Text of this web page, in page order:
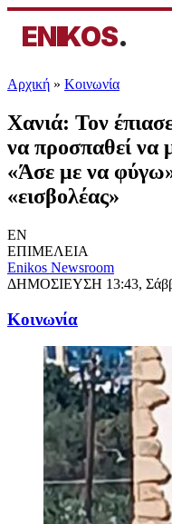
ENIKOS.
Αρχική » Κοινωνία
Χανιά: Τον
να προσπαθεί να
«Άσε με να
«εισβολέας»
EN
ΕΠΙΜΕΛΕΙΑ
Enikos Newsroom
ΔΗΜΟΣΙΕΥΣΗ 13:43,
Κοινωνία